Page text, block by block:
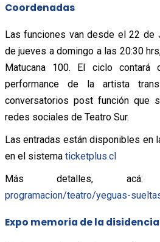
Coordenadas
Las funciones van desde el 22 de
de jueves a domingo a las 20:30
Matucana 100. El ciclo contará
performance de la artista
conversatorios post función que
redes sociales de Teatro Sur.
Las entradas están disponibles en
en el sistema ticketplus.cl
Más detalles,
programacion/teatro/yeguas-
Expo memoria de la